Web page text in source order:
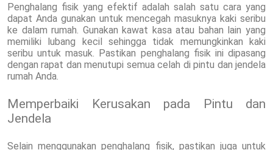
Penghalang fisik yang efektif adalah salah satu cara yang
dapat Anda gunakan untuk mencegah masuknya kaki seribu
ke dalam rumah. Gunakan kawat kasa atau bahan lain yang
memiliki lubang kecil sehingga tidak memungkinkan kaki
seribu untuk masuk. Pastikan penghalang fisik ini dipasang
dengan rapat dan menutupi semua celah di pintu dan jendela
rumah Anda.
Memperbaiki Kerusakan pada Pintu dan
Jendela
Selain menggunakan penghalang fisik, pastikan juga untuk